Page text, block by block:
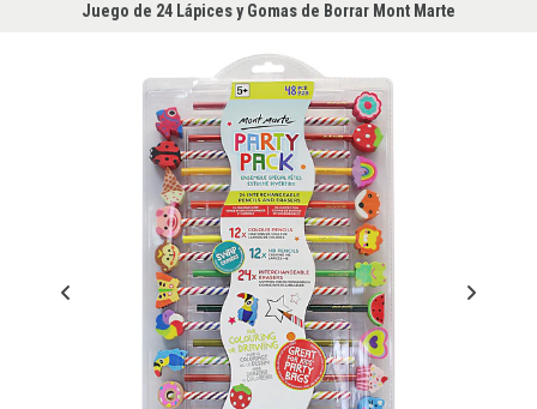
Juego de 24 Lápices y Gomas de Borrar Mont Marte